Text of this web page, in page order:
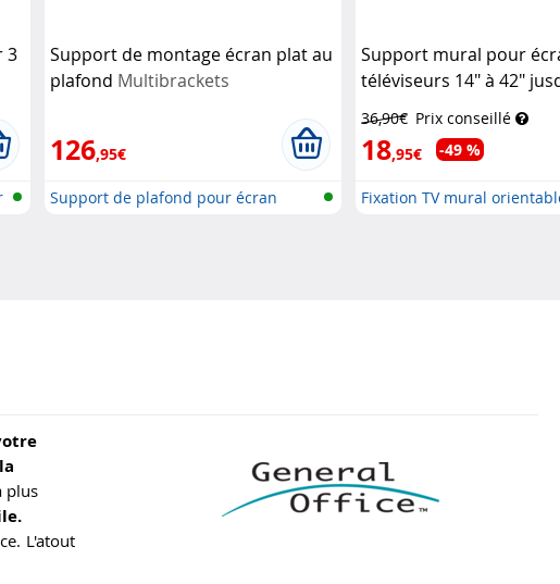
3
Support de montage écran plat au
plafond Multibrackets
126,95€
Support de plafond pour écran
Support mural pour
téléviseurs 14" à 42"
General Office
36,90€ Prix conseillé
18,95€ -49 %
Fixation TV mural
plus
L'atout